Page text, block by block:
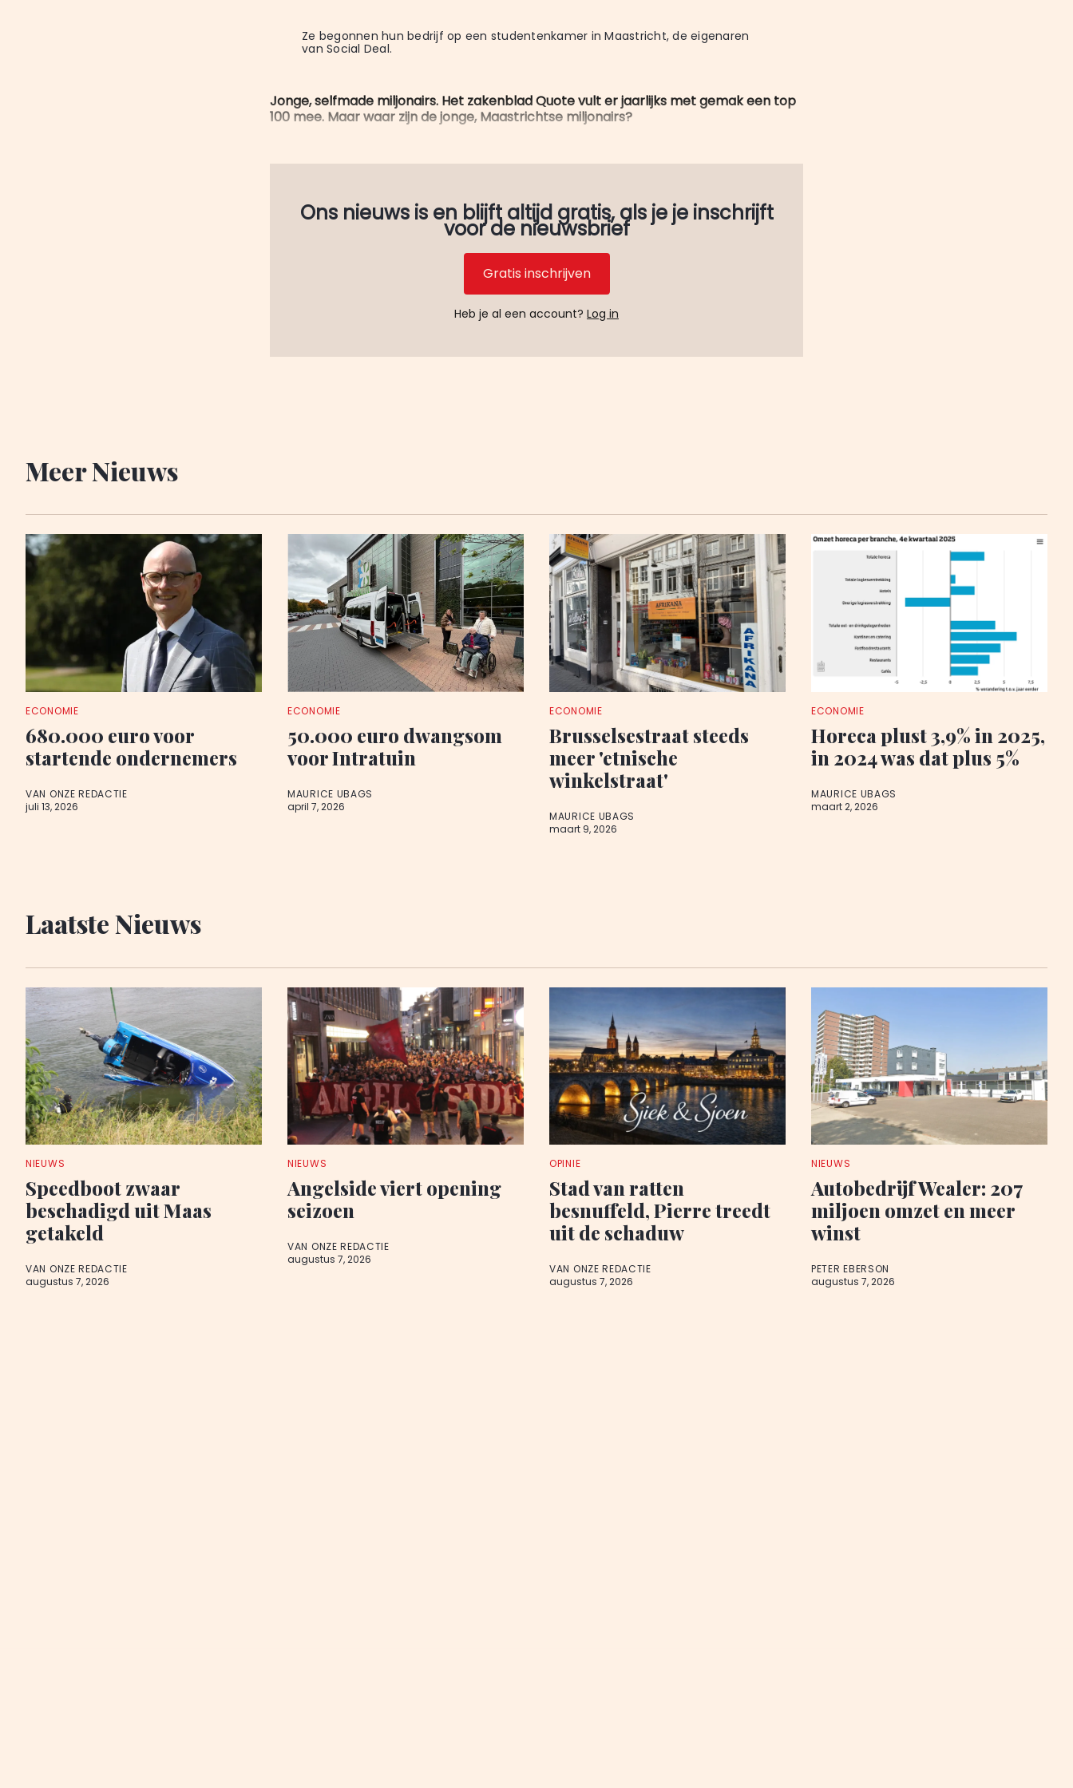
Ze begonnen hun bedrijf op een studentenkamer in Maastricht, de eigenaren
van Social Deal.
Jonge, selfmade miljonairs. Het zakenblad Quote vult er jaarlijks met gemak een top
100 mee. Maar waar zijn de jonge, Maastrichtse miljonairs?
Ons nieuws is en blijft altijd gratis, als je je inschrijft
voor de nieuwsbrief
Gratis inschrijven
Heb je al een account? Log in
Meer Nieuws
ECONOMIE
680.000 euro voor
startende ondernemers
VAN ONZE REDACTIE
juli 13, 2026
ECONOMIE
50.000 euro dwangsom
voor Intratuin
MAURICE UBAGS
april 7, 2026
ECONOMIE
Brusselsestraat steeds
meer 'etnische
winkelstraat'
MAURICE UBAGS
maart 9, 2026
ECONOMIE
Horeca plust 3,9% in 2025,
in 2024 was dat plus 5%
MAURICE UBAGS
maart 2, 2026
Laatste Nieuws
NIEUWS
Speedboot zwaar
beschadigd uit Maas
getakeld
VAN ONZE REDACTIE
augustus 7, 2026
NIEUWS
Angelside viert opening
seizoen
VAN ONZE REDACTIE
augustus 7, 2026
OPINIE
Stad van ratten
besnuffeld, Pierre treedt
uit de schaduw
VAN ONZE REDACTIE
augustus 7, 2026
NIEUWS
Autobedrijf Wealer: 207
miljoen omzet en meer
winst
PETER EBERSON
augustus 7, 2026